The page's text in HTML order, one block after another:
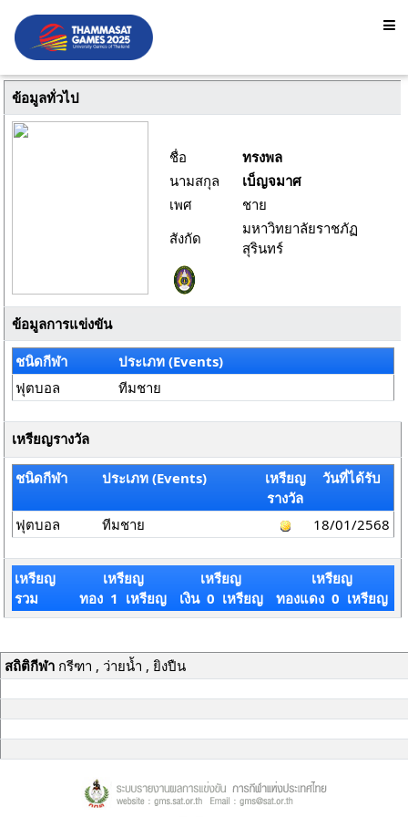
ข้อมูลทั่วไป
ชื่อ
ทรงพล
นามสกุล
เบ็ญจมาศ
เพศ
ชาย
สังกัด
มหาวิทยาลัยราชภัฏ
สุรินทร์
ข้อมูลการแข่งขัน
ชนิดกีฬา
ประเภท (Events)
ฟุตบอล
ทีมชาย
เหรียญรางวัล
ชนิดกีฬา ประเภท (Events)
เหรียญ
รางวัล
วันที่ได้รับ
ฟุตบอล ทีมชาย 18/01/2568
เหรียญ
รวม
เหรียญ
ทอง 1 เหรียญ
เหรียญ
เงิน 0 เหรียญ
เหรียญ
ทองแดง 0 เหรียญ
สถิติกีฬากรีฑา , ว่ายน้ำ , ยิงปืน